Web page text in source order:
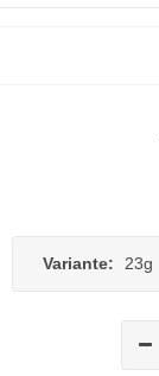
Variante: 23g